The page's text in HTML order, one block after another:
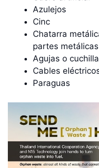
Azulejos
Cinc
Chatarra
partes metálicas
Agujas o
Cables
Paraguas